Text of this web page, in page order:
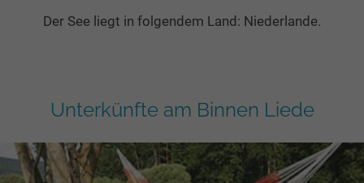
Der See liegt in folgendem Land: Niederlande.
Unterkünfte am Binnen Liede